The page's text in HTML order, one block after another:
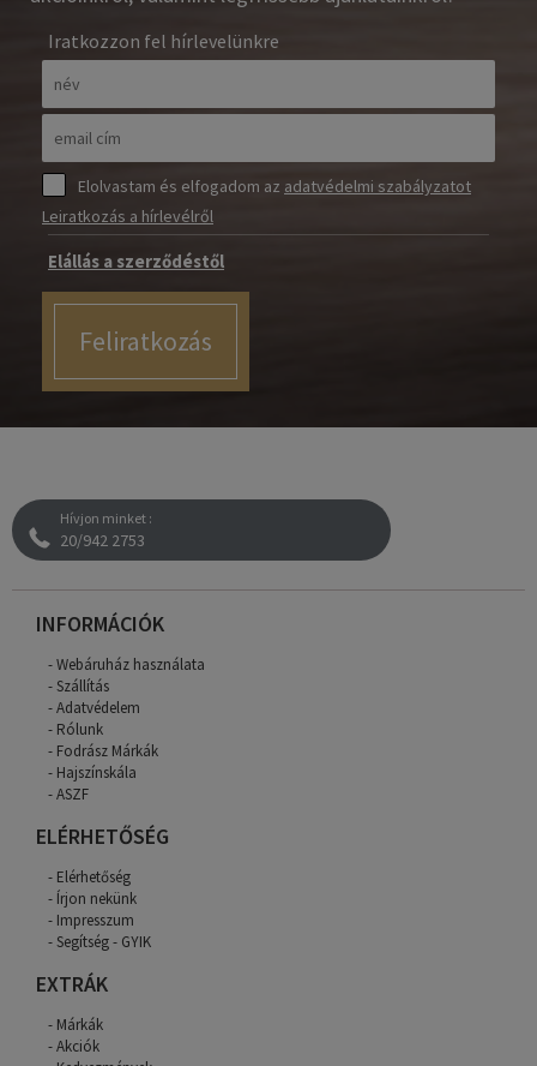
Iratkozzon fel hírlevelünkre
Elolvastam és elfogadom az adatvédelmi szabályzatot
Leiratkozás a hírlevélről
Elállás a szerződéstől
Feliratkozás
Hívjon minket :
20/942 2753
INFORMÁCIÓK
Webáruház használata
Szállítás
Adatvédelem
Rólunk
Fodrász Márkák
Hajszínskála
ASZF
ELÉRHETŐSÉG
Elérhetőség
Írjon nekünk
Impresszum
Segítség - GYIK
EXTRÁK
Márkák
Akciók